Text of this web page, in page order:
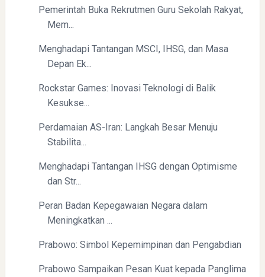
Pemerintah Buka Rekrutmen Guru Sekolah Rakyat,
Mem...
Menghadapi Tantangan MSCI, IHSG, dan Masa
Depan Ek...
Rockstar Games: Inovasi Teknologi di Balik
Kesukse...
Perdamaian AS-Iran: Langkah Besar Menuju
Stabilita...
Menghadapi Tantangan IHSG dengan Optimisme
dan Str...
Peran Badan Kepegawaian Negara dalam
Meningkatkan ...
Prabowo: Simbol Kepemimpinan dan Pengabdian
Prabowo Sampaikan Pesan Kuat kepada Panglima